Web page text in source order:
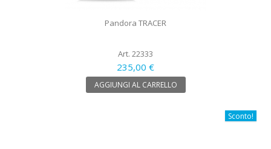
Pandora TRACER
Art. 22333
235,00 €
AGGIUNGI AL CARRELLO
Sconto!